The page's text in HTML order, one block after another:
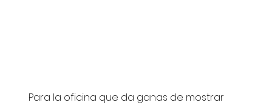
Para la oficina que da ganas de mostrar